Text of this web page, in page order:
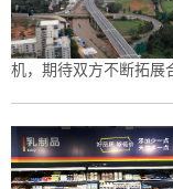
机，期待双方不断拓展